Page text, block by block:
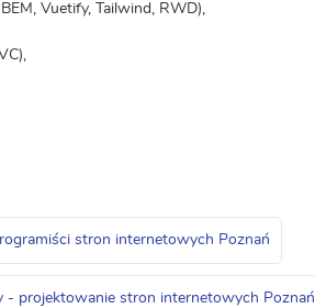
Vuetify, Tailwind, RWD),
stron internetowych Poznań
- projektowanie stron internetowych Poznań